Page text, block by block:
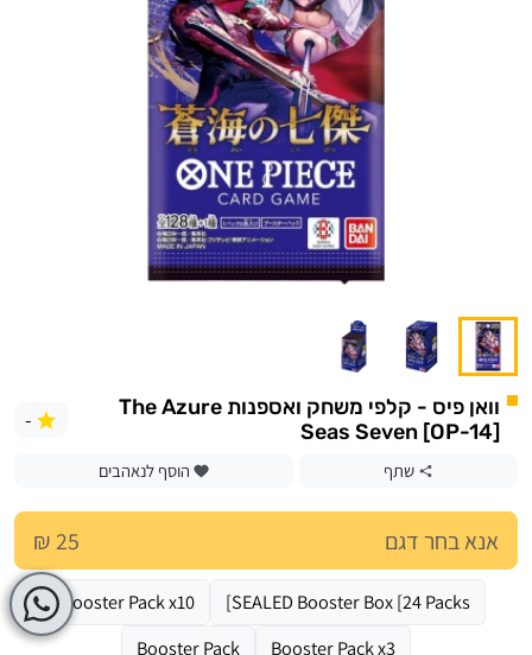
וואן פיס - קלפי משחק ואספנות The Azure
Seas Seven [OP-14]
-
שתף הוסף לנאהבים
אנא בחר דגם 25 ₪
SEALED Booster Box [24 Packs]
Booster Pack x10
Booster Pack x3
Booster Pack